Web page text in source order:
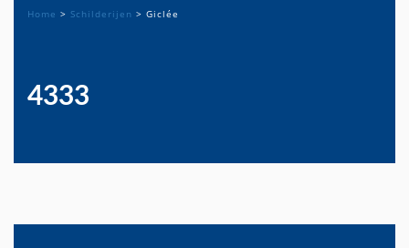
Home > Schilderijen > Giclée
4333